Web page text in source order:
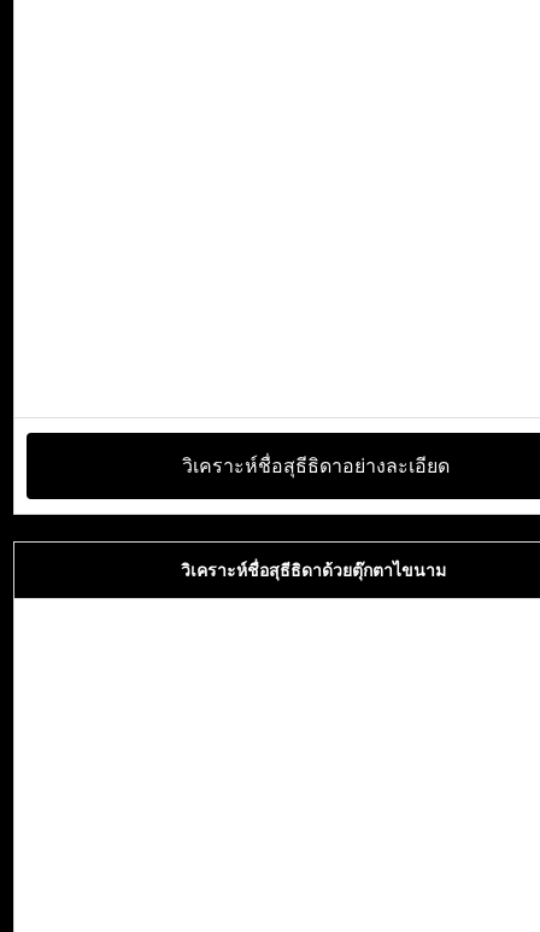
วิเคราะห์ชื่อสุธีธิดาอย่างละเอียด
วิเคราะห์ชื่อสุธีธิดาด้วยตุ๊กตาไขนาม